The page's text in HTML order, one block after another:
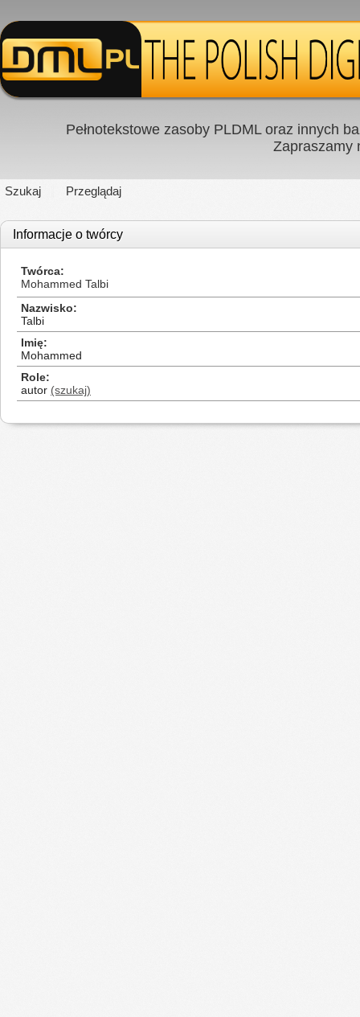
Pełnotekstowe zasoby PLDML oraz innych
Zapraszamy
Szukaj Przeglądaj
Informacje o twórcy
Twórca
Mohammed Talbi
Nazwisko
Talbi
Imię
Mohammed
Role
autor (szukaj)